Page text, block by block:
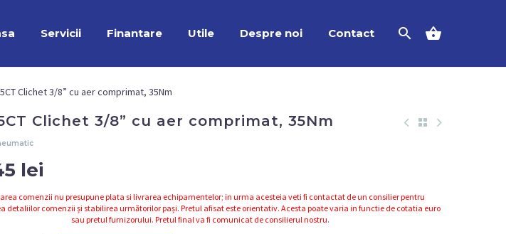
Servicii Finantare Utile Despre noi Contact
Clichet 3/8” cu aer comprimat, 35Nm
Clichet 3/8” cu aer comprimat, 35Nm
lei
comenzii nu presupune plata si livrarea echipamentelor; in urma acesteia veti fi contactat de un consilier pentru
detaliilor comenzii și stabilirea următorilor pași. Pretul afisat este orientativ. Acesta poate varia in functie de cotatia euro
sau pretul furnizorului. Pretul final va fi comunicat de consilierul nostru.